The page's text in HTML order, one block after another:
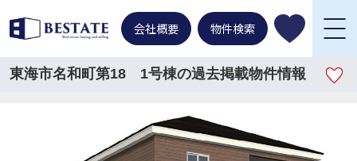
会社概要 物件検索
東海市名和町第18 1号棟の過去掲載物件情報